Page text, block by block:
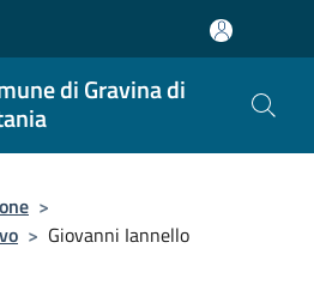
di Gravina di
>
> Giovanni Iannello